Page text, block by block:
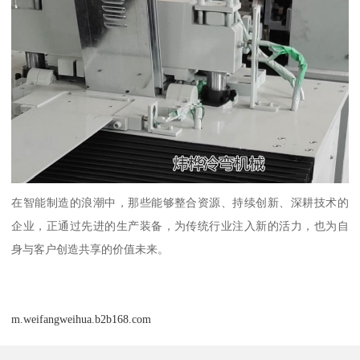
在智能制造的浪潮中，那些能够整合资源、持续创新、深耕技术的
企业，正通过先进的生产装备，为传统行业注入新的活力，也为自
身与客户创造共享的价值未来。
m.weifangweihua.b2b168.com